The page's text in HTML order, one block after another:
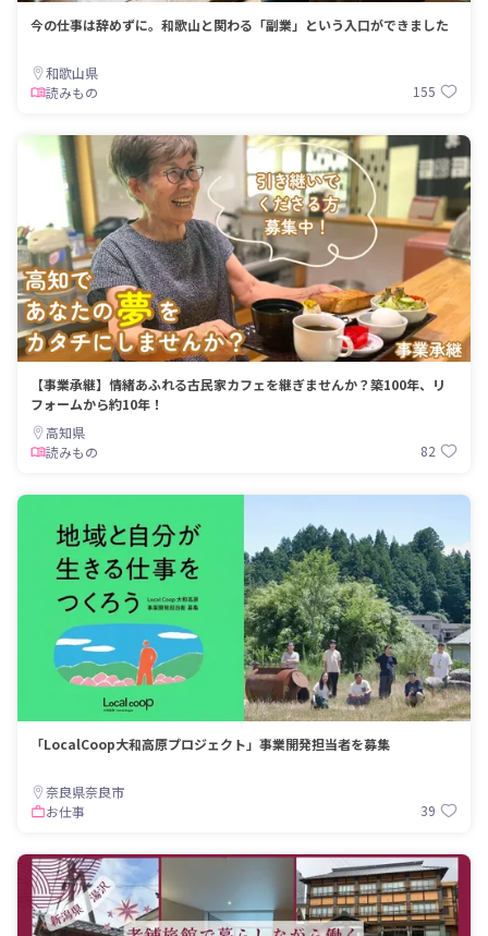
今の仕事は辞めずに。和歌山と関わる「副業」という入口ができました
和歌山県
読みもの
155
【事業承継】情緒あふれる古民家カフェを継ぎませんか？築100年、リ
フォームから約10年！
高知県
読みもの
82
「LocalCoop大和高原プロジェクト」事業開発担当者を募集
奈良県奈良市
お仕事
39